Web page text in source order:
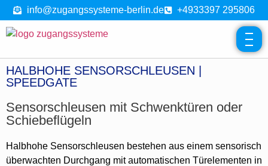
info@zugangssysteme-berlin.de +4933397 295806
HALBHOHE SENSORSCHLEUSEN |
SPEEDGATE
Sensorschleusen mit Schwenktüren oder
Schiebeflügeln
Halbhohe Sensorschleusen bestehen aus einem sensorisch
überwachten Durchgang mit automatischen Türelementen in